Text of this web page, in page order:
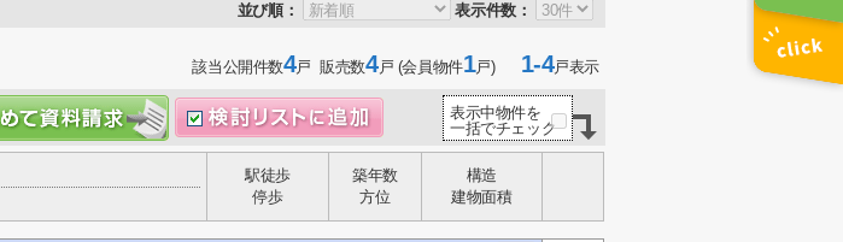
並び順： 表示件数：
該当公開件数4戸 販売数4戸 (会員物件1戸)1-4戸表示
表示中物件を
一括でチェック
駅徒歩
停歩
築年数
方位
構造
建物面積